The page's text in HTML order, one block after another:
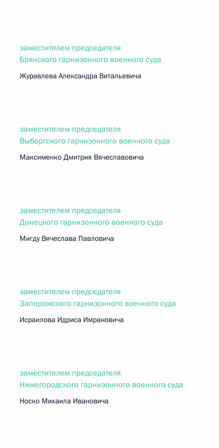
заместителем председателя
Брянского гарнизонного военного суда
Журавлева Александра Витальевича
заместителем председателя
Выборгского гарнизонного военного суда
Максименко Дмитрия Вячеславовича
заместителем председателя
Донецкого гарнизонного военного суда
Мигду Вячеслава Павловича
заместителем председателя
Запорожского гарнизонного военного суда
Исраилова Идриса Имрановича
заместителем председателя
Нижегородского гарнизонного военного суда
Носко Михаила Ивановича